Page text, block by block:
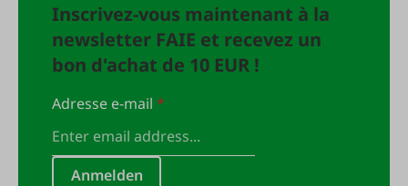
Inscrivez-vous maintenant à la
newsletter FAIE et recevez un
bon d'achat de 10 EUR !
Adresse e-mail*
Anmelden